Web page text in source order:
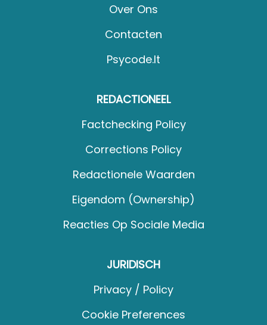
Over Ons
Contacten
Psycode.it
REDACTIONEEL
Factchecking Policy
Corrections Policy
Redactionele Waarden
Eigendom (Ownership)
Reacties Op Sociale Media
JURIDISCH
Privacy / Policy
Cookie Preferences